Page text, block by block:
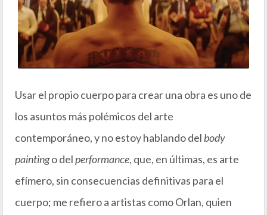
Usar el propio cuerpo para crear una obra es uno de
los asuntos más polémicos del arte
contemporáneo, y no estoy hablando del body
paintingo delperformance, que, en últimas, es arte
efímero, sin consecuencias definitivas para el
cuerpo; me refiero a artistas como Orlan, quien